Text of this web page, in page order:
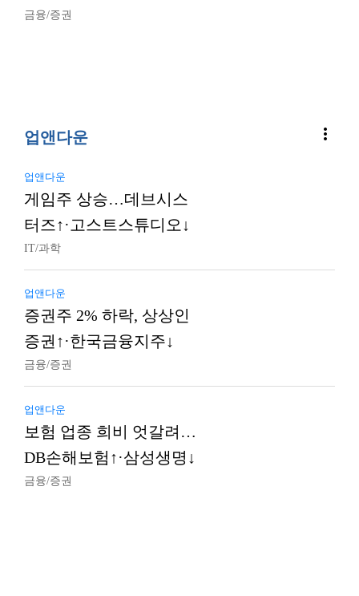
금융/증권
업앤다운 more_vert
업앤다운
게임주 상승…데브시스
터즈↑·고스트스튜디오↓
IT/과학
업앤다운
증권주 2% 하락, 상상인
증권↑·한국금융지주↓
금융/증권
업앤다운
보험 업종 희비 엇갈려…
DB손해보험↑·삼성생명↓
금융/증권